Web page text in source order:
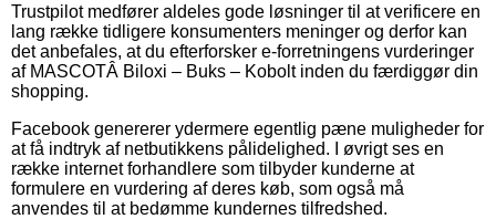
Trustpilot medfører aldeles gode løsninger til at verificere en
lang række tidligere konsumenters meninger og derfor kan
det anbefales, at du efterforsker e-forretningens vurderinger
af MASCOTÂ Biloxi – Buks – Kobolt inden du færdiggør din
shopping.
Facebook genererer ydermere egentlig pæne muligheder for
at få indtryk af netbutikkens pålidelighed. I øvrigt ses en
række internet forhandlere som tilbyder kunderne at
formulere en vurdering af deres køb, som også må
anvendes til at bedømme kundernes tilfredshed.